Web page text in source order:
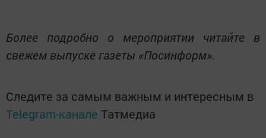
Более подробно о мероприятии читайте в
свежем выпуске газеты «Посинформ».
Следите за самым важным и интересным в
Telegram-канале Татмедиа